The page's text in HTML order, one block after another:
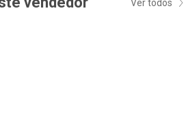
Ver todos